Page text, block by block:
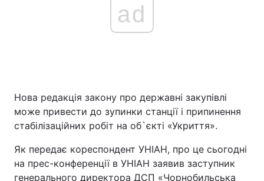
ad
Нова редакція закону про державні закупівлі
може привести до зупинки станції і припинення
стабілізаційних робіт на об`єкті «Укриття».
Як передає кореспондент УНІАН, про це сьогодні
на прес-конференції в УНІАН заявив заступник
генерального директора ДСП «Чорнобильська